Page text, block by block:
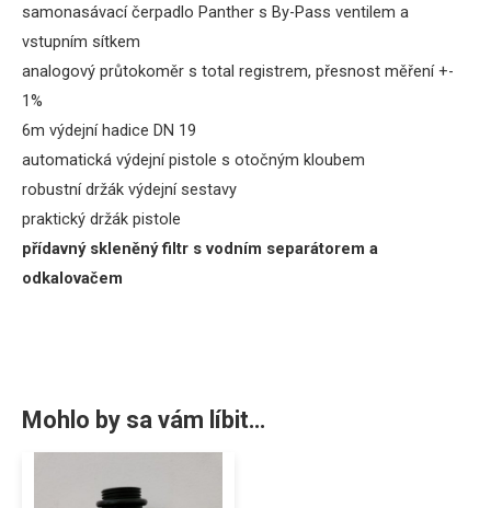
samonasávací čerpadlo Panther s By-Pass ventilem a
vstupním sítkem
analogový průtokoměr s total registrem, přesnost měření +-
1%
6m výdejní hadice DN 19
automatická výdejní pistole s otočným kloubem
robustní držák výdejní sestavy
praktický držák pistole
přídavný skleněnýfiltr s vodním separátorem a
odkalovačem
Mohlo by sa vám líbit…